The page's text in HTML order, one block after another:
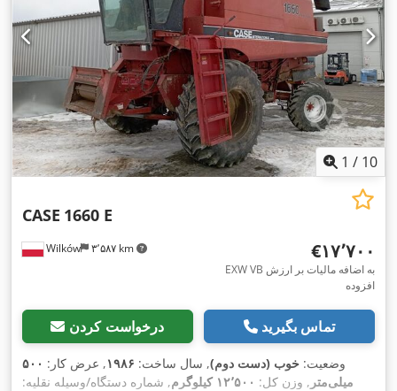
1 / 10
Wilków ۳٬۵۸۷ km
CASE 1660 E
‎€۱۷٬۷۰۰
EXW VB به اضافه مالیات بر ارزش
افزوده
درخواست کردن تماس بگیرید
وضعیت: خوب (دست دوم), سال ساخت: ۱۹۸۶, عرض کار: ۵۰۰
میلی‌متر , وزن کل: ۱۲٬۵۰۰ کیلوگرم
, شماره دستگاه/وسیله نقلیه: